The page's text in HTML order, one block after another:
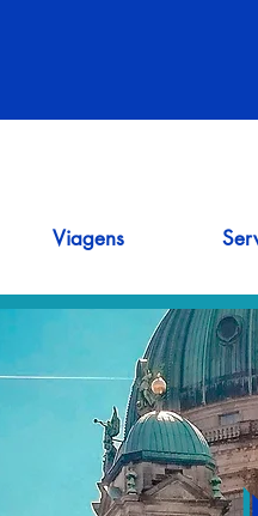
Viagens